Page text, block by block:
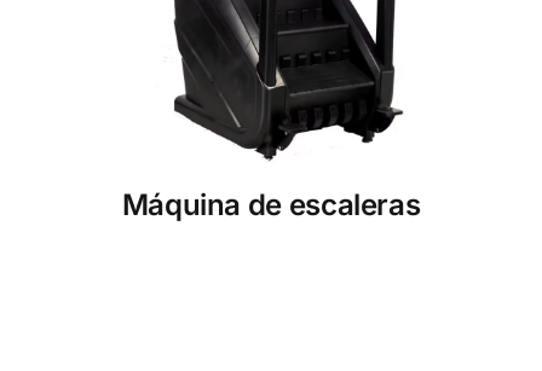
Máquina de escaleras